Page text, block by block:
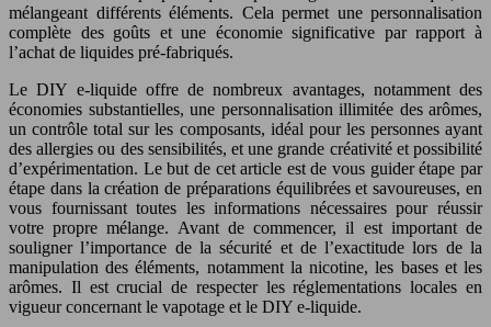
mélangeant différents éléments. Cela permet une personnalisation
complète des goûts et une économie significative par rapport à
l’achat de liquides pré-fabriqués.
Le DIY e-liquide offre de nombreux avantages, notamment des
économies substantielles, une personnalisation illimitée des arômes,
un contrôle total sur les composants, idéal pour les personnes ayant
des allergies ou des sensibilités, et une grande créativité et possibilité
d’expérimentation. Le but de cet article est de vous guider étape par
étape dans la création de préparations équilibrées et savoureuses, en
vous fournissant toutes les informations nécessaires pour réussir
votre propre mélange. Avant de commencer, il est important de
souligner l’importance de la sécurité et de l’exactitude lors de la
manipulation des éléments, notamment la nicotine, les bases et les
arômes. Il est crucial de respecter les réglementations locales en
vigueur concernant le vapotage et le DIY e-liquide.